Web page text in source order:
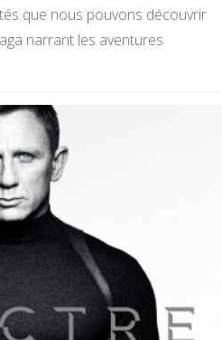
que nous pouvons découvrir
narrant les aventures